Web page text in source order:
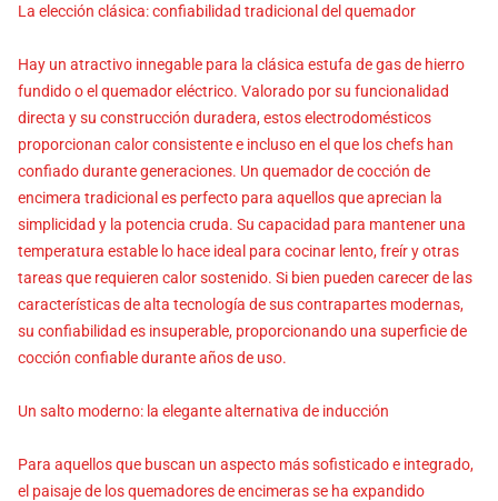
La elección clásica: confiabilidad tradicional del quemador
Hay un atractivo innegable para la clásica estufa de gas de hierro
fundido o el quemador eléctrico. Valorado por su funcionalidad
directa y su construcción duradera, estos electrodomésticos
proporcionan calor consistente e incluso en el que los chefs han
confiado durante generaciones. Un quemador de cocción de
encimera tradicional es perfecto para aquellos que aprecian la
simplicidad y la potencia cruda. Su capacidad para mantener una
temperatura estable lo hace ideal para cocinar lento, freír y otras
tareas que requieren calor sostenido. Si bien pueden carecer de las
características de alta tecnología de sus contrapartes modernas,
su confiabilidad es insuperable, proporcionando una superficie de
cocción confiable durante años de uso.
Un salto moderno: la elegante alternativa de inducción
Para aquellos que buscan un aspecto más sofisticado e integrado,
el paisaje de los quemadores de encimeras se ha expandido